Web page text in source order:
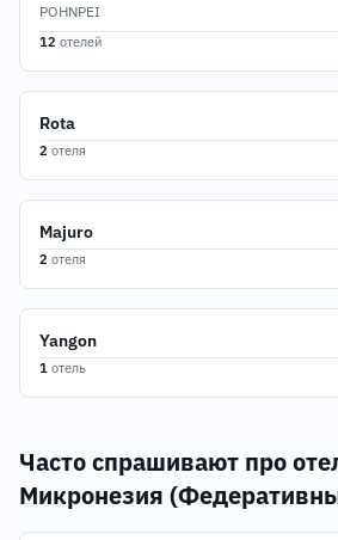
POHNPEI
12 отелей
Rota
2 отеля
Majuro
2 отеля
Yangon
1 отель
Часто спрашивают про
Микронезия